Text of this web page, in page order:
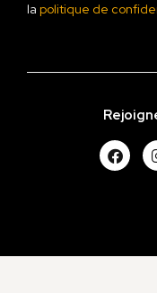
la politique de